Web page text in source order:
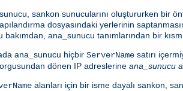
sankon sunucularını oluştururken bir
dosyasındaki yerlerinin
bakımdan, ana_sunucu tanımlarından bir
ana_sunucu hiçbir ServerName satırı
dönen IP adreslerine ana_sunucu
alanları için bir isme dayalı sankon,